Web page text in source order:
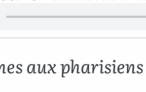
aux pharisiens